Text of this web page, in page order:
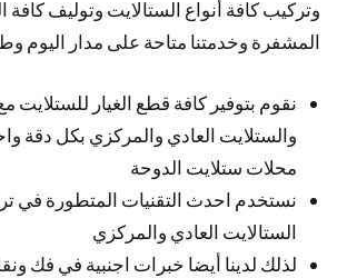
وتركيب كافة أنواع الستالايت وتوليف
المشفرة وخدمتنا متاحة على مدار اليوم
نقوم بتوفير كافة قطع الغيار للستلايت
والستلايت العادي والمركزي بكل دقة
محلات ستلايت الدوحة
نستخدم احدث التقنيات المتطورة في
الستالايت العادي والمركزي
لذلك لدينا أيضا خبرات اجنبية في فك